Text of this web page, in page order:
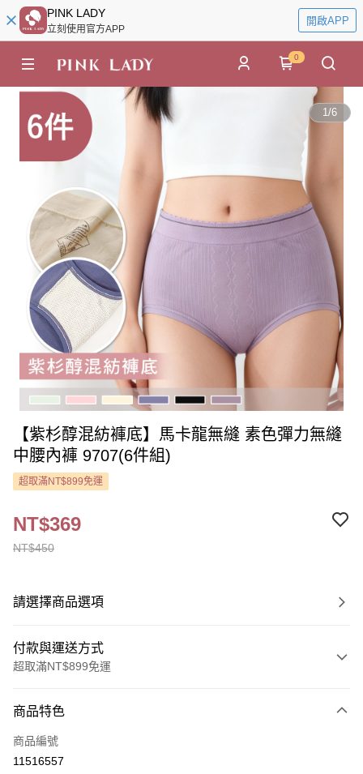
PINK LADY
立刻使用官方APP
開啟APP
0
1/6
【紫杉醇混紡褲底】馬卡龍無縫 素色彈力無縫
中腰內褲 9707(6件組)
超取滿NT$899免運
NT$450
NT$369
請選擇商品選項
付款與運送方式
超取滿NT$899免運
信用卡一次付款
超商取貨付款
商品特色
商品編號
11516557